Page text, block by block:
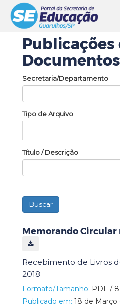
Publicações
Documentos
Secretaria/Departamento
Tipo de Arquivo
Título / Descrição
Memorando Circular
Recebimento de Livros
2018
Formato/Tamanho: PDF /
Publicado em: 18 de Março